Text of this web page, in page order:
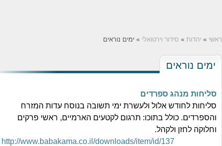
»יהדות»סידור וירטואלי» ימים נוראים
ימים נוראים
סליחות מנהג ספרדים
סליחות לחודש אלול‬ ‫ולעשרת ימי תשובה‬ ב‫נוסח עדות המזרח
והספרדים‬. ‫כולל בתוכו: תרגום לקטעים הארמיים, ראשי פרקים
וחלוקה לחזן ולקהל.‬
http://www.babakama.co.il/downloads/item/id/137